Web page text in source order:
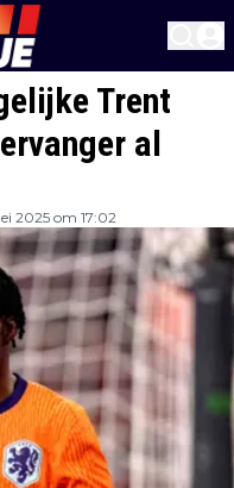
Trent
al
2025 om 17:02